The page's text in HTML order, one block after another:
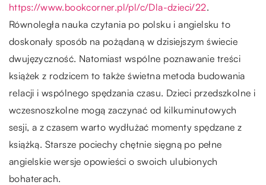
https://www.bookcorner.pl/pl/c/Dla-dzieci/22.
Równoległa nauka czytania po polsku i angielsku to
doskonały sposób na pożądaną w dzisiejszym świecie
dwujęzyczność. Natomiast wspólne poznawanie treści
książek z rodzicem to także świetna metoda budowania
relacji i wspólnego spędzania czasu. Dzieci przedszkolne i
wczesnoszkolne mogą zaczynać od kilkuminutowych
sesji, a z czasem warto wydłużać momenty spędzane z
książką. Starsze pociechy chętnie sięgną po pełne
angielskie wersje opowieści o swoich ulubionych
bohaterach.